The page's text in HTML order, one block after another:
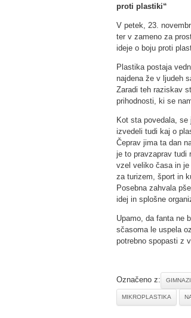
proti plastiki“
V petek, 23.
ter v zameno za
ideje o boju proti
Plastika postaja
najdena že v ljudeh
Zaradi teh raziskav
prihodnosti, ki se
Kot sta povedala,
izvedeli tudi kaj o
Čeprav jima ta dan
je to pravzaprav tudi
vzel veliko časa in
za turizem, šport in
Posebna zahvala
idej in splošne
Upamo, da fanta ne
sčasoma le uspela
potrebno spopasti z
Označeno z:
MIKROPLASTIKA